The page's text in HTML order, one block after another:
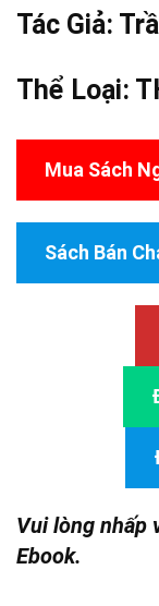
Tác Giả:
Thể Loại:
Mua Sách
Sách Bán
Vui lòng nhấp
Ebook.